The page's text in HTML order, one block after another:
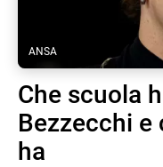
ANSA
Che scuola
Bezzecchi
ha